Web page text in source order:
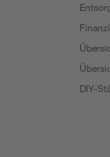
DIY-